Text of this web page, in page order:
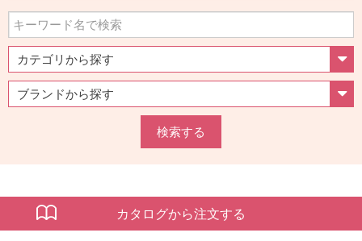
検索する
カタログから注文する